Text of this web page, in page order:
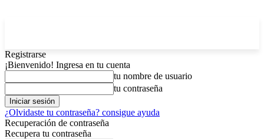
Registrarse
¡Bienvenido! Ingresa en tu cuenta
tu nombre de usuario
tu contraseña
¿Olvidaste tu contraseña? consigue ayuda
Recuperación de contraseña
Recupera tu contraseña